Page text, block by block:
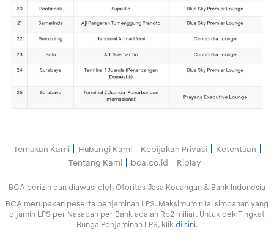
Temukan Kami Hubungi Kami Kebijakan Privasi
Ketentuan
Tentang Kami
bca.co.id Riplay
BCA berizin dan diawasi oleh Otoritas Jasa Keuangan & Bank Indonesia
BCA merupakan peserta penjaminan LPS. Maksimum nilai simpanan yang
dijamin LPS per Nasabah per Bank adalah Rp2 miliar. Untuk cek Tingkat
Bunga Penjaminan LPS, klik di sini.